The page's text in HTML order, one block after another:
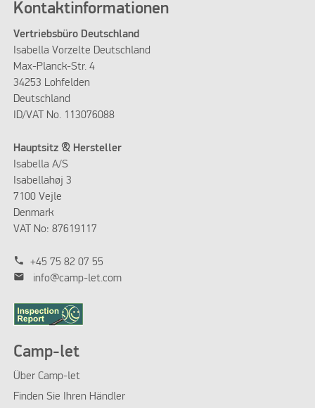
Kontaktinformationen
Vertriebsbüro Deutschland
Isabella Vorzelte Deutschland
Max-Planck-Str. 4
34253 Lohfelden
Deutschland
ID/VAT No. 113076088
Hauptsitz & Hersteller
Isabella A/S
Isabellahøj 3
7100 Vejle
Denmark
VAT No: 87619117
phone +45 75 82 07 55
mail info@camp-let.com
Camp-let
Über Camp-let
Finden Sie Ihren Händler